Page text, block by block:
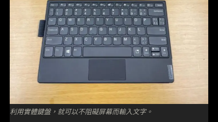
利用實體鍵盤，就可以不阻礙屏幕而輸入文字。